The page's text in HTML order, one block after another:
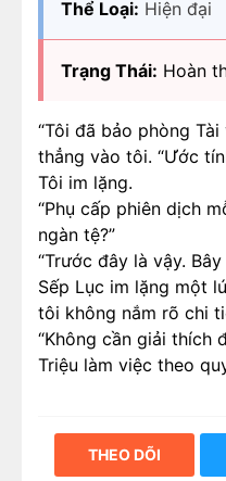
Thể Loại: Hiện đại
Trạng Thái: Hoàn
“Tôi đã bảo phòng
thẳng vào tôi. “Ước
Tôi im lặng.
“Phụ cấp phiên dịch
ngàn tệ?”
“Trước đây là vậy.
Sếp Lục im lặng một
tôi không nắm rõ chi
“Không cần giải thích
Triệu làm việc theo
THEO DÕI